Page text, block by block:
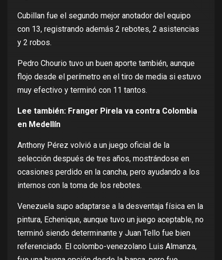
Cubillan fue el segundo mejor anotador del equipo
con 13, registrando además 2 rebotes, 2 asistencias
y 2 robos.
Pedro Chourio tuvo un buen aporte también, aunque
flojo desde el perímetro en el tiro de media si estuvo
muy efectivo y terminó con 11 tantos.
Lee también: Franger Pirela va contra Colombia
en Medellín
Anthony Pérez volvió a un juego oficial de la
selección después de tres años, mostrándose en
ocasiones perdido en la cancha, pero ayudando a los
internos con la toma de los rebotes.
Venezuela supo adaptarse a la desventaja física en la
pintura, Echenique, aunque tuvo un juego aceptable, no
terminó siendo determinante y Juan Tello fue bien
referenciado. El colombo-venezolano Luis Almanza,